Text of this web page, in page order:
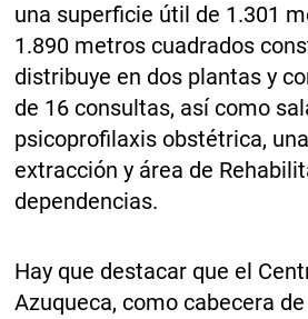
una superficie útil de 1.301
1.890 metros cuadrados
distribuye en dos plantas y
de 16 consultas, así como
psicoprofilaxis obstétrica,
extracción y área de
dependencias.
Hay que destacar que el
Azuqueca, como cabecera de